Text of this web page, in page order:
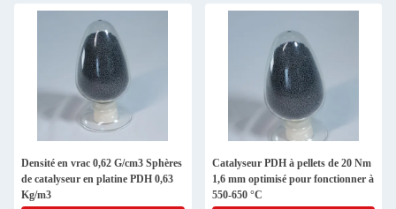
Densité en vrac 0,62 G/cm3 Sphères
de catalyseur en platine PDH 0,63
Kg/m3
Catalyseur PDH à pellets de 20 Nm
1,6 mm optimisé pour fonctionner à
550-650 °C